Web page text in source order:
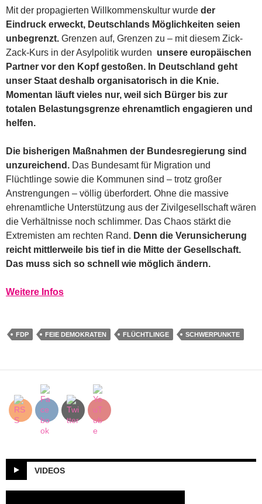
Mit der propagierten Willkommenskultur wurde der
Eindruck erweckt, Deutschlands Möglichkeiten seien
unbegrenzt. Grenzen auf, Grenzen zu – mit diesem Zick-
Zack-Kurs in der Asylpolitik wurden unsere europäischen
Partner vor den Kopf gestoßen. In Deutschland geht
unser Staat deshalb organisatorisch in die Knie.
Momentan läuft vieles nur, weil sich Bürger bis zur
totalen Belastungsgrenze ehrenamtlich engagieren und
helfen.
Die bisherigen Maßnahmen der Bundesregierung sind
unzureichend. Das Bundesamt für Migration und
Flüchtlinge sowie die Kommunen sind – trotz großer
Anstrengungen – völlig überfordert. Ohne die massive
ehrenamtliche Unterstützung aus der Zivilgesellschaft wären
die Verhältnisse noch schlimmer. Das Chaos stärkt die
Extremisten am rechten Rand. Denn die Verunsicherung
reicht mittlerweile bis tief in die Mitte der Gesellschaft.
Das muss sich so schnell wie möglich ändern.
Weitere Infos
FDP FEIE DEMOKRATEN FLÜCHTLINGE SCHWERPUNKTE
VIDEOS